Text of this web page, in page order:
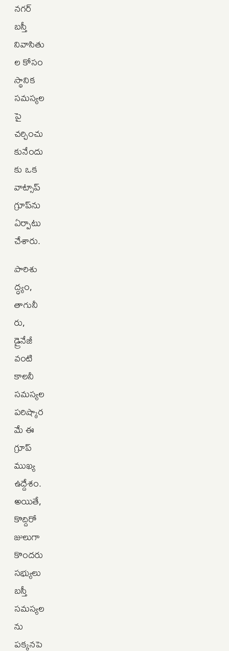
నగర్
బస్తీ
నివాసితు
ల కోసం
స్థానిక
సమస్యల
పై
చర్చించు
కునేందు
కు ఒక
వాట్సాప్
గ్రూప్‌ను
ఏర్పాటు
చేశారు.
పారిశు
ద్ధ్యం,
తాగునీ
రు,
డ్రైనేజీ
వంటి
కాలనీ
సమస్యల
పరిష్కార
మే ఈ
గ్రూప్
ముఖ్య
ఉద్దేశం.
అయితే,
కొద్దిరో
జులుగా
కొందరు
సభ్యులు
బస్తీ
సమస్యల
ను
పక్కనపె